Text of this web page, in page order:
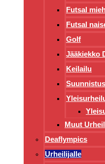
Futsal
Futsal
Golf
Jääkiekko
Keilailu
Suunnistus
Muut
Deaflympics
Urheilijalle